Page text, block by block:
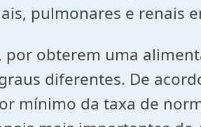
pulmonares e renais
por obterem uma
diferentes. De
mínimo da taxa de